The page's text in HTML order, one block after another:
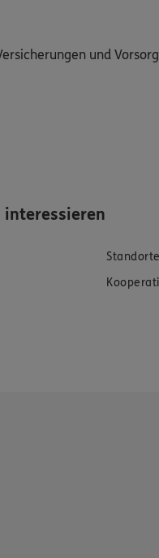
und
interessieren
Standorte